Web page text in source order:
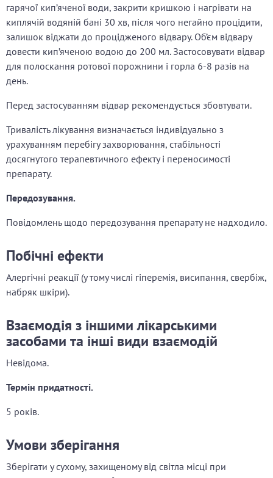
гарячої кип’яченої води, закрити кришкою і нагрівати на
киплячій водяній бані 30 хв, після чого негайно процідити,
залишок віджати до процідженого відвару. Об’єм відвару
довести кип’яченою водою до 200 мл. Застосовувати відвар
для полоскання ротової порожнини і горла 6-8 разів на
день.
Перед застосуванням відвар рекомендується збовтувати.
Тривалість лікування визначається індивідуально з
урахуванням перебігу захворювання, стабільності
досягнутого терапевтичного ефекту і переносимості
препарату.
Передозування.
Повідомлень щодо передозування препарату не надходило.
Побічні ефекти
Алергічні реакції (у тому числі гіперемія, висипання, свербіж,
набряк шкіри).
Взаємодія з іншими лікарськими
засобами та інші види взаємодій
Невідома.
Термін придатності.
5 років.
Умови зберігання
Зберігати у сухому, захищеному від світла місці при